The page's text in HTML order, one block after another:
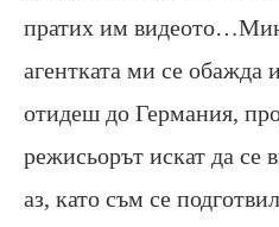
пратих им
агентката ми се обажда
отидеш до Германия,
режисьорът искат да се
аз, като съм се